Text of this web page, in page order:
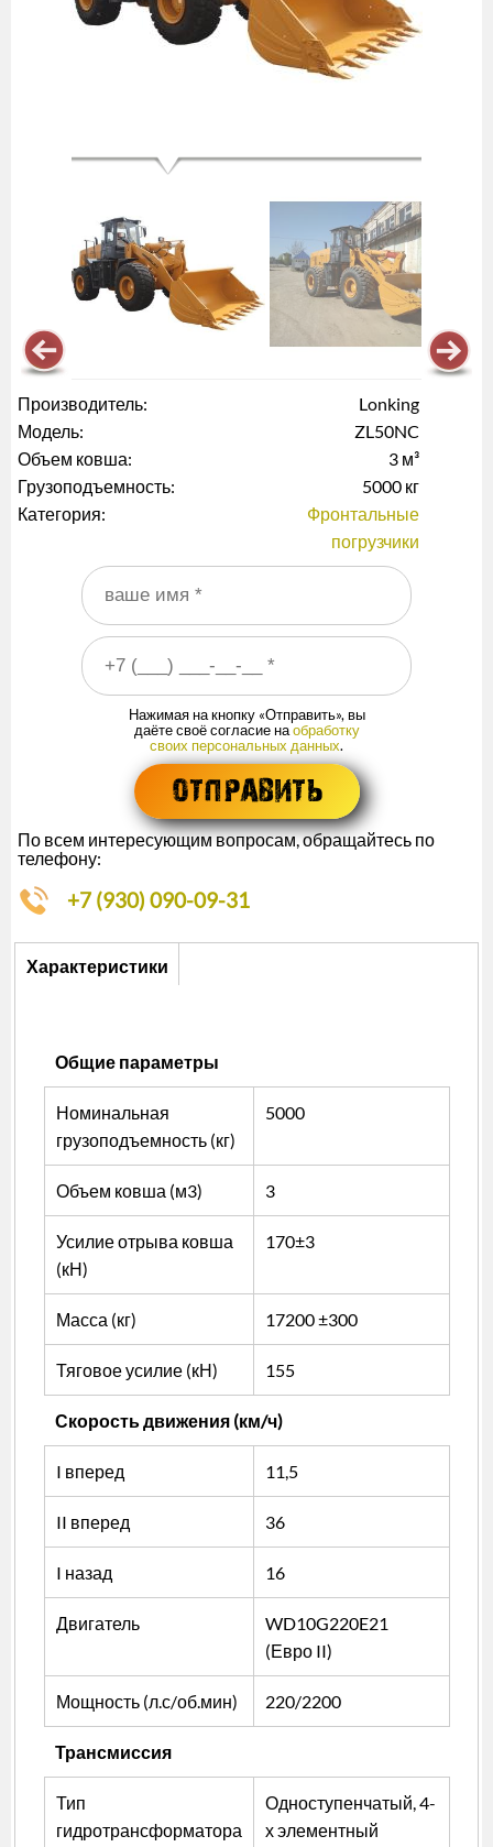
Производитель:
Lonking
Модель:
ZL50NC
Объем ковша:
3 м³
Грузоподъемность:
5000 кг
Категория:
Фронтальные
погрузчики
Ваше имя
Ваш номер телефона
Нажимая на кнопку «Отправить», вы
даёте своё согласие наобработку
своих персональных данных.
По всем интересующим вопросам, обращайтесь по
телефону:
+7 (930) 090-09-31
Описание
Характеристики
Общие параметры
Номинальная
грузоподъемность (кг)
5000
Объем ковша (м3) 3
Усилие отрыва ковша
(кН)
170±3
Масса (кг) 17200 ±300
Тяговое усилие (кН) 155
Скорость движения (км/ч)
I вперед 11,5
II вперед 36
I назад 16
Двигатель
WD10G220E21
(Евро II)
Мощность (л.с/об.мин) 220/2200
Трансмиссия
Тип
гидротрансформатора
Одноступенчатый, 4-
х элементный